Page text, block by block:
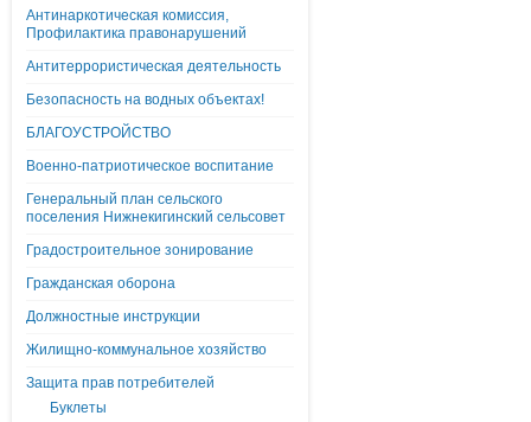
Антинаркотическая комиссия,
Профилактика правонарушений
Антитеррористическая деятельность
Безопасность на водных объектах!
БЛАГОУСТРОЙСТВО
Военно-патриотическое воспитание
Генеральный план сельского
поселения Нижнекигинский сельсовет
Градостроительное зонирование
Гражданская оборона
Должностные инструкции
Жилищно-коммунальное хозяйство
Защита прав потребителей
Буклеты